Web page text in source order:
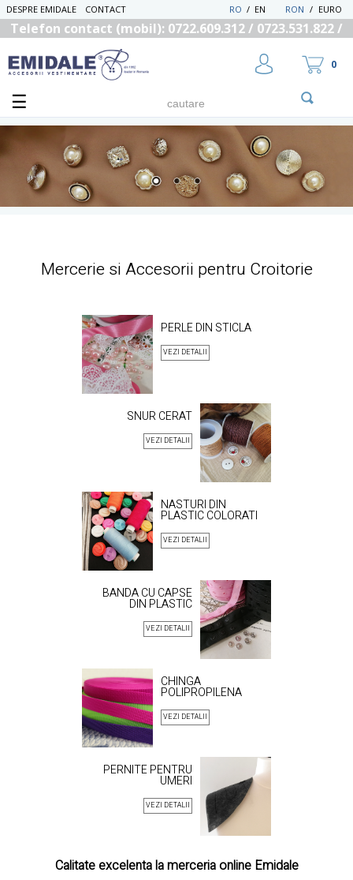
DESPRE EMIDALE CONTACT RON / EURO
EN
/
RO
Telefon contact (mobil): 0722.609.312 / 0723.531.822 /
UTILIZATOR NOU
RECUPEREAZA PAROLA
0
Mercerie si Accesorii pentru Croitorie
PERLE DIN STICLA
VEZI DETALII
SNUR CERAT
VEZI DETALII
NASTURI DIN
PLASTIC COLORATI
VEZI DETALII
BANDA CU CAPSE
DIN PLASTIC
VEZI DETALII
CHINGA
POLIPROPILENA
VEZI DETALII
PERNITE PENTRU
UMERI
VEZI DETALII
Calitate excelenta la merceria online Emidale